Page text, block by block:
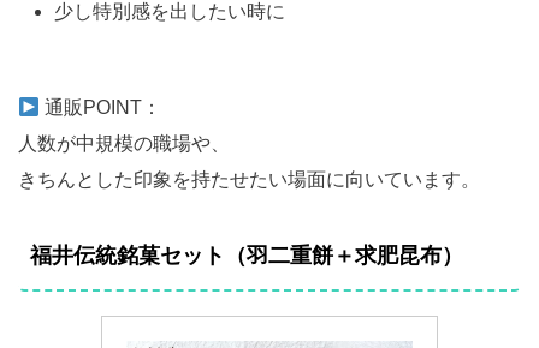
少し特別感を出したい時に
通販POINT：
人数が中規模の職場や、
きちんとした印象を持たせたい場面に向いています。
福井伝統銘菓セット（羽二重餅＋求肥昆布）